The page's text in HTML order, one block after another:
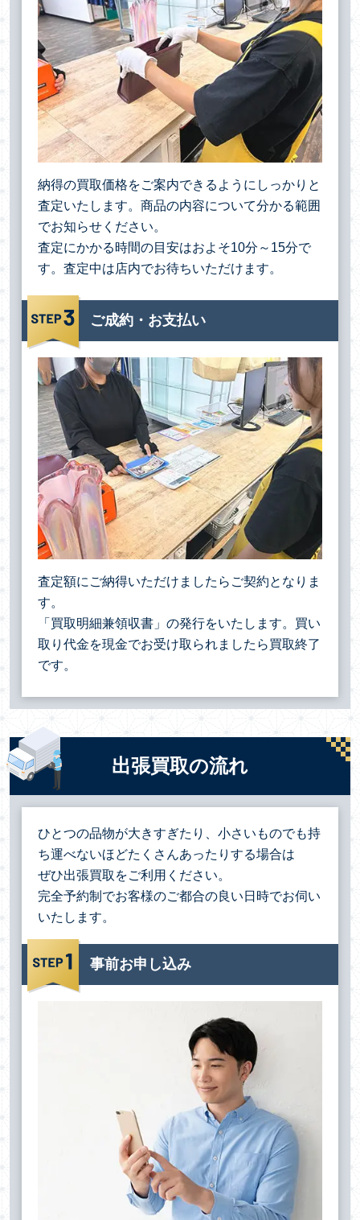
納得の買取価格をご案内できるようにしっかりと
査定いたします。商品の内容について分かる範囲
でお知らせください。
査定にかかる時間の目安はおよそ10分～15分で
す。査定中は店内でお待ちいただけます。
ご成約・お支払い
査定額にご納得いただけましたらご契約となりま
す。
「買取明細兼領収書」の発行をいたします。買い
取り代金を現金でお受け取られましたら買取終了
です。
出張買取の流れ
ひとつの品物が大きすぎたり、小さいものでも持
ち運べないほどたくさんあったりする場合は
ぜひ出張買取をご利用ください。
完全予約制でお客様のご都合の良い日時でお伺い
いたします。
事前お申し込み